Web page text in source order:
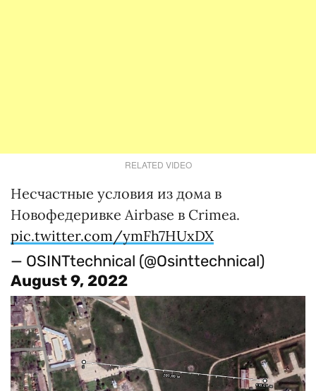
RELATED VIDEO
Несчастные условия из дома в
Новофедеривке Airbase в Crimea.
pic.twitter.com/ymFh7HUxDX
— OSINTtechnical (@Osinttechnical)
August 9, 2022